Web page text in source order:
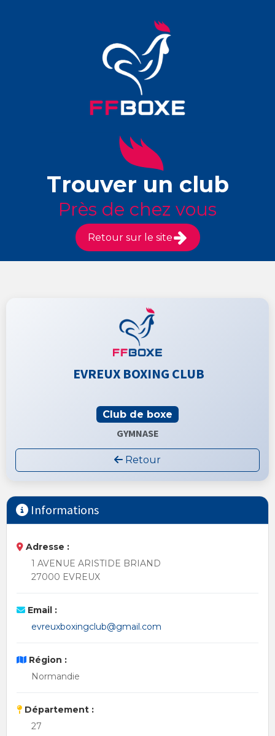
Trouver un club
Près de chez vous
Retour sur le site
EVREUX BOXING CLUB
Club de boxe
GYMNASE
Retour
Informations
Adresse :
1 AVENUE ARISTIDE BRIAND
27000 EVREUX
Email :
evreuxboxingclub@gmail.com
Région :
Normandie
Département :
27